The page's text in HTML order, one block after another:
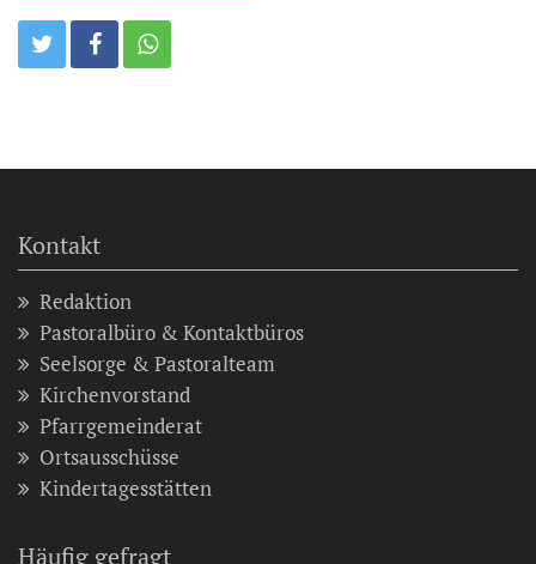
Kontakt
Redaktion
Pastoralbüro & Kontaktbüros
Seelsorge & Pastoralteam
Kirchenvorstand
Pfarrgemeinderat
Ortsausschüsse
Kindertagesstätten
Häufig gefragt